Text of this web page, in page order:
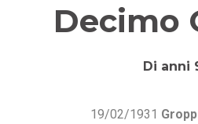
Decimo
Di anni
19/02/1931